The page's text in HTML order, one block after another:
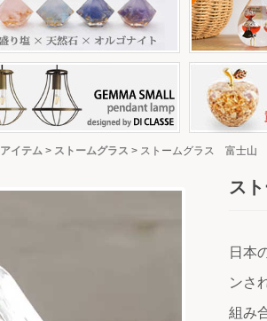
アイテム > ストームグラス > ストームグラス 富士山
ス
日本
ンさ
組み